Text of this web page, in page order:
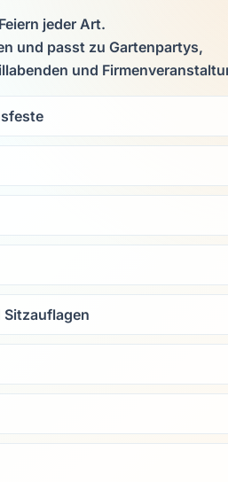
jeder Art.
und passt zu Gartenpartys,
und
Sitzauflagen